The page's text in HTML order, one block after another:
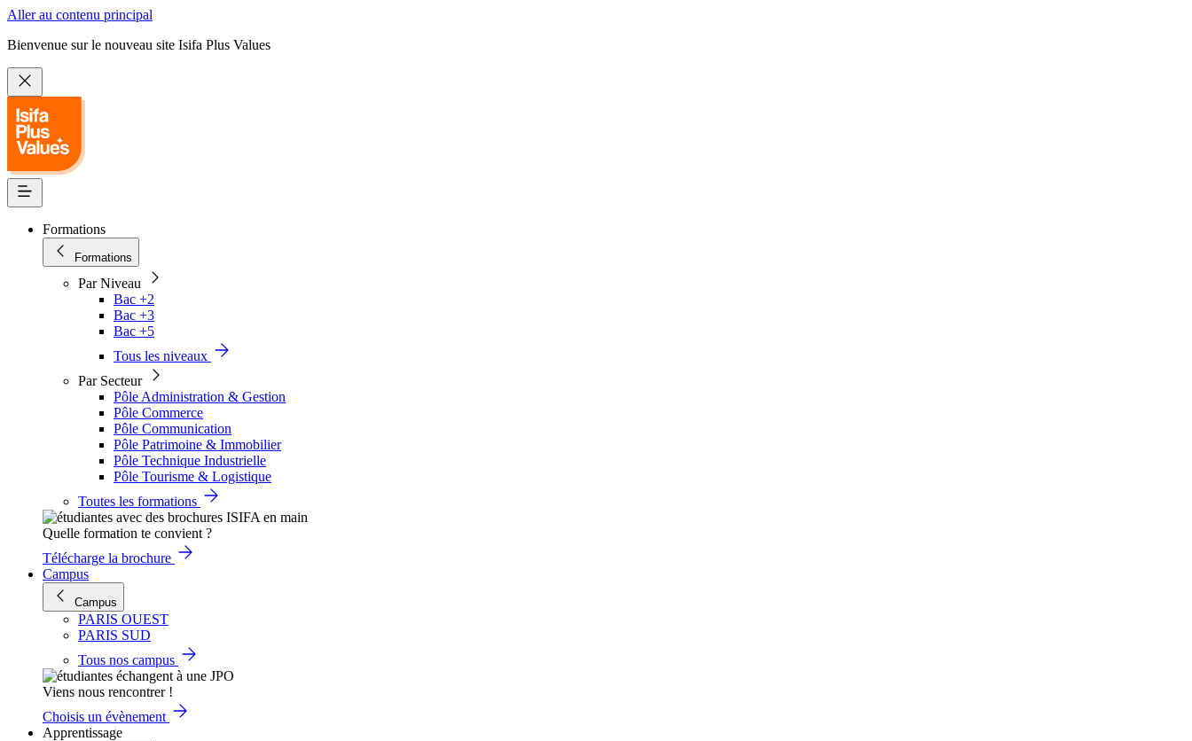
Aller au contenu principal
Bienvenue sur le nouveau site Isifa Plus Values
Formations
Formations
Par Niveau
Bac +2
Bac +3
Bac +5
Tous les niveaux
Par Secteur
Pôle Administration & Gestion
Pôle Commerce
Pôle Communication
Pôle Patrimoine & Immobilier
Pôle Technique Industrielle
Pôle Tourisme & Logistique
Toutes les formations
Quelle formation te convient ?
Télécharge la brochure
Campus
Campus
PARIS OUEST
PARIS SUD
Tous nos campus
Viens nous rencontrer !
Choisis un évènement
Apprentissage